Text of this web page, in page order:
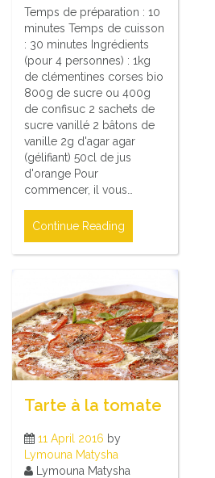
Temps de préparation : 10
minutes Temps de cuisson
: 30 minutes Ingrédients
(pour 4 personnes) : 1kg
de clémentines corses bio
800g de sucre ou 400g
de confisuc 2 sachets de
sucre vanillé 2 bâtons de
vanille 2g d'agar agar
(gélifiant) 50cl de jus
d'orange Pour
commencer, il vous…
Continue Reading
Tarte à la tomate
11 April 2016 by
Lymouna Matysha
Lymouna Matysha